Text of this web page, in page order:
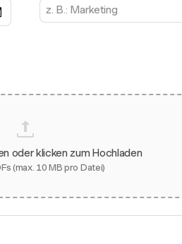
oder klicken zum Hochladen
(max. 10 MB pro Datei)